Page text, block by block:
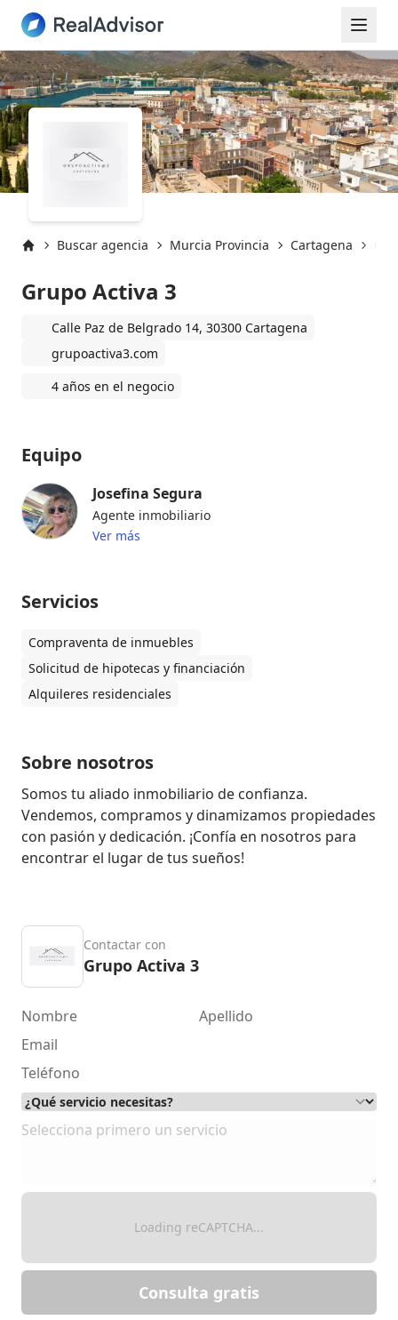
Buscar agencia Murcia Provincia Cartagena
Grupo Activa 3
Calle Paz de Belgrado 14, 30300 Cartagena
grupoactiva3.com
4 años en el negocio
Equipo
Josefina Segura
Agente inmobiliario
Ver más
Servicios
Compraventa de inmuebles
Solicitud de hipotecas y financiación
Alquileres residenciales
Sobre nosotros
Somos tu aliado inmobiliario de confianza.
Vendemos, compramos y dinamizamos propiedades
con pasión y dedicación. ¡Confía en nosotros para
encontrar el lugar de tus sueños!
Contactar con
Grupo Activa 3
Loading reCAPTCHA...
Consulta gratis